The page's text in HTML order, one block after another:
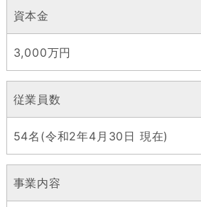
資本金
3,000万円
従業員数
54名(令和2年4月30日 現在)
事業内容